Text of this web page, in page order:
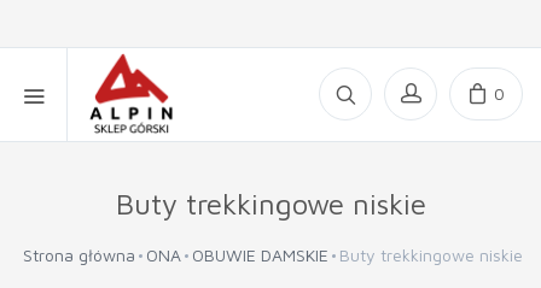
0
Buty trekkingowe niskie
Strona główna ONA OBUWIE DAMSKIE Buty trekkingowe niskie